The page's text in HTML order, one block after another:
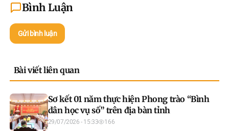
Bình Luận
Gửi bình luận
Bài viết liên quan
Sơ kết 01 năm thực hiện Phong trào “Bình
dân học vụ số” trên địa bàn tỉnh
29/07/2026 - 15:33 166